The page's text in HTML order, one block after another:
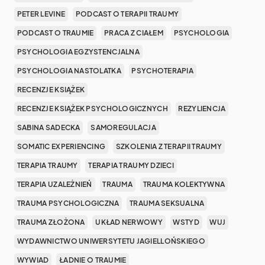
PETER LEVINE PODCAST O TERAPII TRAUMY
PODCAST O TRAUMIE PRACA Z CIAŁEM PSYCHOLOGIA
PSYCHOLOGIA EGZYSTENCJALNA
PSYCHOLOGIA NASTOLATKA PSYCHOTERAPIA
RECENZJE KSIĄŻEK
RECENZJE KSIĄŻEK PSYCHOLOGICZNYCH REZYLIENCJA
SABINA SADECKA SAMOREGULACJA
SOMATIC EXPERIENCING SZKOLENIA Z TERAPII TRAUMY
TERAPIA TRAUMY TERAPIA TRAUMY DZIECI
TERAPIA UZALEŻNIEŃ TRAUMA TRAUMA KOLEKTYWNA
TRAUMA PSYCHOLOGICZNA TRAUMA SEKSUALNA
TRAUMA ZŁOŻONA UKŁAD NERWOWY WSTYD WUJ
WYDAWNICTWO UNIWERSYTETU JAGIELLOŃSKIEGO
WYWIAD ŁADNIE O TRAUMIE